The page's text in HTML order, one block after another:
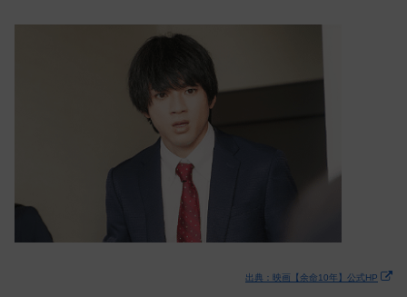
出典：映画【余命10年】公式HP